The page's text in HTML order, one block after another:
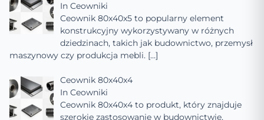
In Ceowniki
Ceownik 80x40x5 to popularny element
konstrukcyjny wykorzystywany w różnych
dziedzinach, takich jak budownictwo, przemysł
maszynowy czy produkcja mebli. […]
Ceownik 80x40x4
In Ceowniki
Ceownik 80x40x4 to produkt, który znajduje
szerokie zastosowanie w budownictwie,